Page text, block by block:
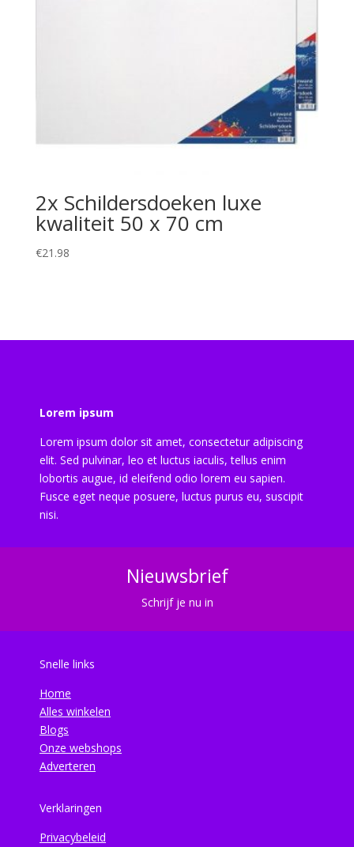
2x Schildersdoeken luxe
kwaliteit 50 x 70 cm
€21.98
Lorem ipsum
Lorem ipsum dolor sit amet, consectetur adipiscing
elit. Sed pulvinar, leo et luctus iaculis, tellus enim
lobortis augue, id eleifend odio lorem eu sapien.
Fusce eget neque posuere, luctus purus eu, suscipit
nisi.
Nieuwsbrief
Schrijf je nu in
Snelle links
Home
Alles winkelen
Blogs
Onze webshops
Adverteren
Verklaringen
Privacybeleid